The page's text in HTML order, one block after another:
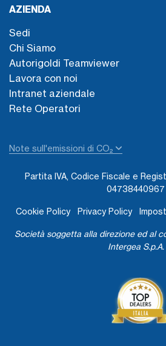
AZIENDA
Sedi
Chi Siamo
Autorigoldi Teamviewer
Lavora con noi
Intranet aziendale
Rete Operatori
Note sull'emissioni di CO₂
Partita IVA, Codice Fiscale e
04738440967
Cookie Policy Privacy Policy
Società soggetta alla direzione ed al
Intergea S.p.A.